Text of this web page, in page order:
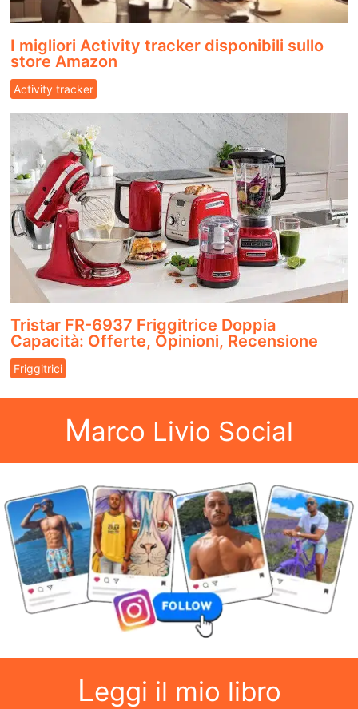
I migliori Activity tracker disponibili sullo
store Amazon
Activity tracker
Tristar FR-6937 Friggitrice Doppia
Capacità: Offerte, Opinioni, Recensione
Friggitrici
Marco Livio Social
Leggi il mio libro